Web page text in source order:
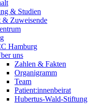
& Studien
& Zuweisende
Hamburg
uns
Zahlen & Fakten
Organigramm
Team
Patient:innenbeirat
Hubertus-Wald-Stiftung